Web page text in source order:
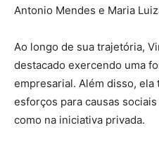
Antonio Mendes e Maria
Ao longo de sua trajetória,
destacado exercendo uma
empresarial. Além disso,
esforços para causas
como na iniciativa privada.